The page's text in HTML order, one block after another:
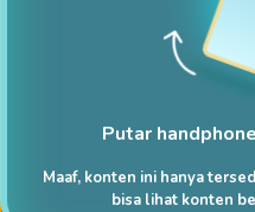
Putar
Maaf, konten ini hanya
bisa lihat konten